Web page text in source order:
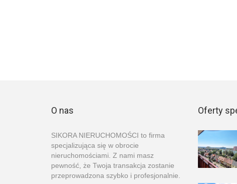
O nas
SIKORA NIERUCHOMOŚCI to firma
specjalizująca się w obrocie
nieruchomościami. Z nami masz
pewność, że Twoja transakcja zostanie
przeprowadzona szybko i profesjonalnie.
Oferty